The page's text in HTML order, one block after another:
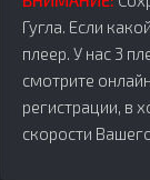
Гугла. Если
плеер. У нас 3
смотрите
регистрации, в
скорости